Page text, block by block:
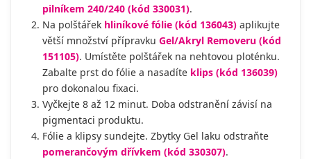
pilníkem 240/240 (kód 330031).
Na polštářek hliníkové fólie (kód 136043) aplikujte
větší množství přípravku Gel/Akryl Removeru (kód
151105). Umístěte polštářek na nehtovou ploténku.
Zabalte prst do fólie a nasadíte klips (kód 136039)
pro dokonalou fixaci.
Vyčkejte 8 až 12 minut. Doba odstranění závisí na
pigmentaci produktu.
Fólie a klipsy sundejte. Zbytky Gel laku odstraňte
pomerančovým dřívkem (kód 330307).